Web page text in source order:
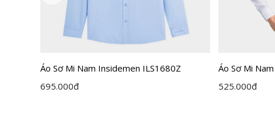
Áo Sơ Mi Nam Insidemen ILS1680Z
695.000đ
Áo Sơ Mi
ILS158F0H0
525.000đ